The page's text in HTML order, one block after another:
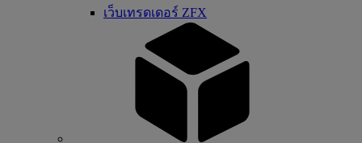
เว็บเทรดเดอร์ ZFX